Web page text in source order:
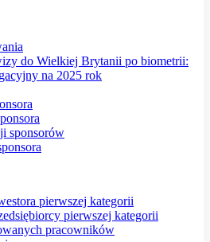
do Wielkiej Brytanii po biometrii:
na 2025 rok
sponsorów
pierwszej kategorii
pierwszej kategorii
pracowników